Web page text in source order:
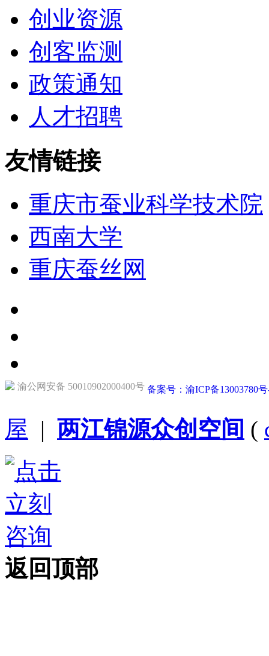
创业资源
创客监测
政策通知
人才招聘
友情链接
重庆市蚕业科学技术院
西南大学
重庆蚕丝网
渝公网安备 50010902000400号 备案号：渝ICP备13003780
屋 | 两江锦源众创空间 (
返回顶部